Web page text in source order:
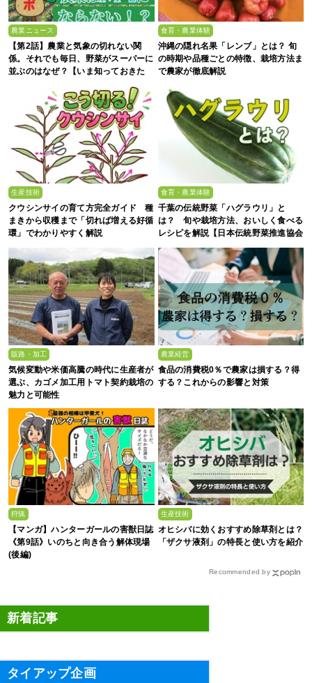
農業ニュース
【第2話】農業と気象の切れない関
係。それでも毎日、野菜がスーパーに
並ぶのはなぜ？【いま知っておきた
食育・農業体験
沖縄の隠れ名果「レンブ」とは？ 旬
の時期や品種ごとの特徴、栽培方法ま
で農家が徹底解説
生産技術
クウシンサイの育て方完全ガイド 種
まきから収穫まで「切れば増える好循
環」でわかりやすく解説
食育・農業体験
千葉の伝統野菜「ハグラウリ」と
は？ 旬や栽培方法、おいしく食べる
レシピを解説【日本伝統野菜推進協会
監修】
販路・加工
気候変動や米価高騰の時代に生産者が
選ぶ、カゴメ加工用トマト契約栽培の
魅力と可能性
農業経営
食品の消費税0％で農家は損する？得
する？これからの影響と対策
狩猟
【マンガ】ハンターガールの害獣日誌
《第9話》いのちと向き合う解体現場
(後編)
生産技術
オヒシバに効くおすすめ除草剤とは？
「ザクサ液剤」の特長と使い方を紹介
Recommended by
新着記事
タイアップ企画